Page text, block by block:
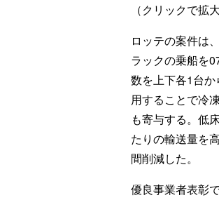
（クリックで拡
ロッテの案件は
ラックの乗船を
数を上下各1台
用することで冷
も寄与する。低
たりの輸送量を
間削減した。
優良事業者表彰